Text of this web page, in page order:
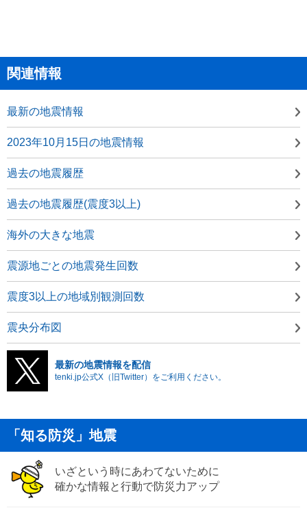
関連情報
最新の地震情報
2023年10月15日の地震情報
過去の地震履歴
過去の地震履歴(震度3以上)
海外の大きな地震
震源地ごとの地震発生回数
震度3以上の地域別観測回数
震央分布図
最新の地震情報を配信
tenki.jp公式X（旧Twitter）をご利用ください。
「知る防災」地震
いざという時にあわてないために
確かな情報と行動で防災力アップ